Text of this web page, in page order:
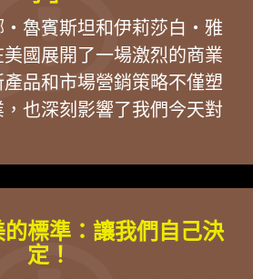
魯賓斯坦和伊莉莎白・雅
國展開了一場激烈的商業
品和市場營銷策略不僅塑
也深刻影響了我們今天對
標準：讓我們自己決
定！